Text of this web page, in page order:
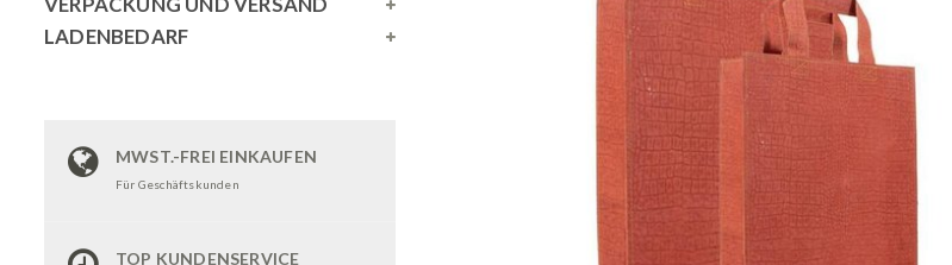
LADENBEDARF
MWST.-FREI EINKAUFEN
Für Geschäftskunden
TOP KUNDENSERVICE